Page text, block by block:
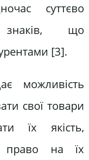
суттєво
знаків, що
[3].
можливість
свої товари
їх якість,
право на їх